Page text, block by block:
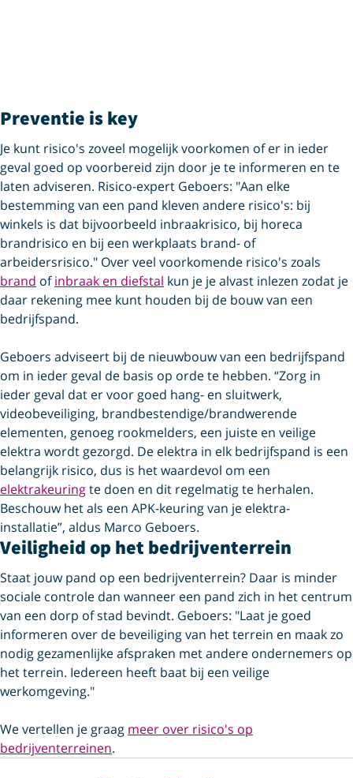
Preventie is key
Je kunt risico's zoveel mogelijk voorkomen of er in ieder
geval goed op voorbereid zijn door je te informeren en te
laten adviseren. Risico-expert Geboers: "Aan elke
bestemming van een pand kleven andere risico's: bij
winkels is dat bijvoorbeeld inbraakrisico, bij horeca
brandrisico en bij een werkplaats brand- of
arbeidersrisico." Over veel voorkomende risico's zoals
brand ofinbraak en diefstal kun je je alvast inlezen zodat je
daar rekening mee kunt houden bij de bouw van een
bedrijfspand.
Geboers adviseert bij de nieuwbouw van een bedrijfspand
om in ieder geval de basis op orde te hebben. “Zorg in
ieder geval dat er voor goed hang- en sluitwerk,
videobeveiliging, brandbestendige/brandwerende
elementen, genoeg rookmelders, een juiste en veilige
elektra wordt gezorgd. De elektra in elk bedrijfspand is een
belangrijk risico, dus is het waardevol om een
elektrakeuringte doen en dit regelmatig te herhalen.
Beschouw het als een APK-keuring van je elektra-
installatie”, aldus Marco Geboers.
Veiligheid op het bedrijventerrein
Staat jouw pand op een bedrijventerrein? Daar is minder
sociale controle dan wanneer een pand zich in het centrum
van een dorp of stad bevindt. Geboers: "Laat je goed
informeren over de beveiliging van het terrein en maak zo
nodig gezamenlijke afspraken met andere ondernemers op
het terrein. Iedereen heeft baat bij een veilige
werkomgeving."
We vertellen je graag meer over risico's op
bedrijventerreinen.